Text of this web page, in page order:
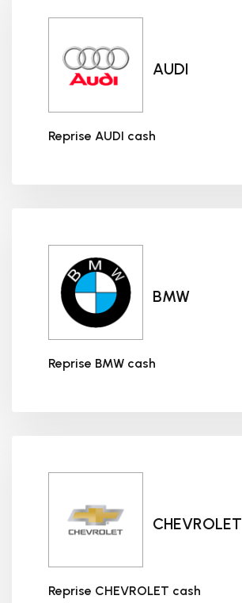
AUDI
Reprise AUDI cash
BMW
Reprise BMW cash
CHEVROLET
Reprise CHEVROLET cash